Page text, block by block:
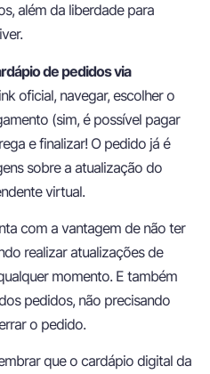
além da liberdade para
de pedidos via
oficial, navegar, escolher o
(sim, é possível pagar
e finalizar! O pedido já é
sobre a atualização do
virtual.
com a vantagem de não ter
realizar atualizações de
momento. E também
pedidos, não precisando
o pedido.
que o cardápio digital da